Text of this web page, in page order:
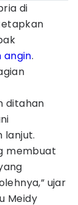
di
angin.
ditahan
lanjut.
membuat
ujar
Meidy